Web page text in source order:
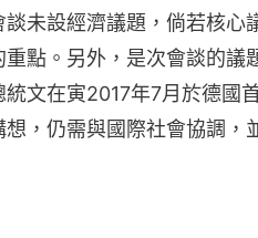
未設經濟議題，倘若核心
點。另外，是次會談的議
文在寅2017年7月於德國
，仍需與國際社會協調，